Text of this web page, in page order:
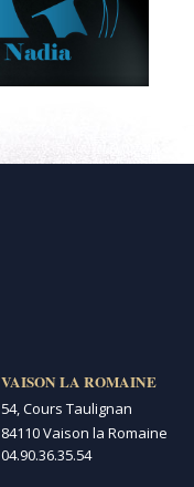
VAISON LA ROMAINE
54, Cours Taulignan
84110 Vaison la Romaine
04.90.36.35.54